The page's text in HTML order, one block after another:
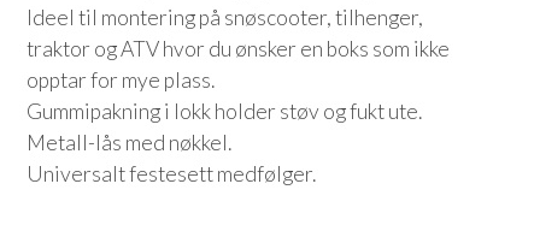
Ideel til montering på snøscooter, tilhenger,
traktor og ATV hvor du ønsker en boks som ikke
opptar for mye plass.
Gummipakning i lokk holder støv og fukt ute.
Metall-lås med nøkkel.
Universalt festesett medfølger.